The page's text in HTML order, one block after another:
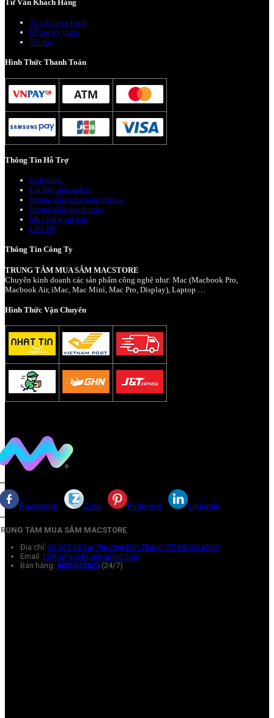
Tư Vấn Khách Hàng
Tư vấn mua hàng
Hỗ trợ kỹ thuật
Tin tức
Hình Thức Thanh Toán
Thông Tin Hỗ Trợ
Giới thiệu
Cài đặt phần mềm
Hướng dẫn mua hàng Online
Hướng dẫn thanh toán
Mua hàng trả góp
Liên Hệ
Thông Tin Công Ty
TRUNG TÂM MUA SẮM MACSTORE
Chuyên kinh doanh các sản phẩm công nghệ như: Mac (Macbook Pro,
Macbook Air, iMac, Mac Mini, Mac Pro, Display), Laptop …
Hình Thức Vận Chuyển
Facebook Zalo Pinterest Linkedin
TÂM MUA SẮM MACSTORE
Địa chỉ: Số 132 Lê Lai, Phường Bến Thành, TP Hồ Chí Minh
Email: hotromacstore@gmail.com
Bán hàng: 0935023023 (24/7)